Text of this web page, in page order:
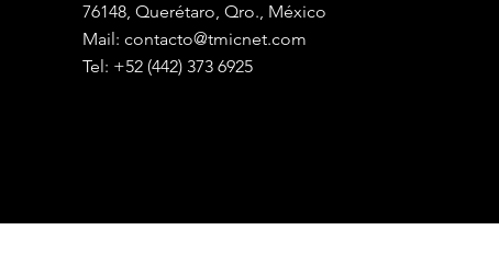
76148, Querétaro, Qro., México
Mail: contacto@tmicnet.com
Tel: +52 (442) 373 6925